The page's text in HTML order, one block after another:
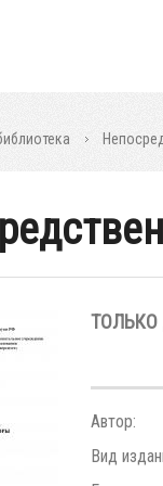
ТОЛЬКО
Автор:
Вид